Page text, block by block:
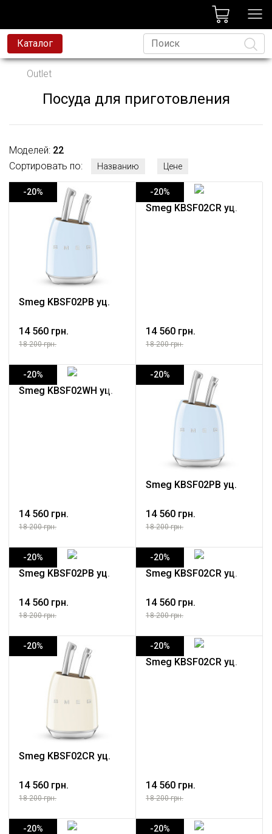
Каталог
техника
техника
и смесители
техника
Outlet
Посуда для приготовления
Моделей: 22
Сортировать по:
Названию Цене
-20%
Smeg KBSF02PB уц.
14 560 грн.
18 200 грн.
-20%
Smeg KBSF02CR уц.
14 560 грн.
18 200 грн.
-20%
Smeg KBSF02WH уц.
14 560 грн.
18 200 грн.
-20%
Smeg KBSF02PB уц.
14 560 грн.
18 200 грн.
-20%
Smeg KBSF02PB уц.
14 560 грн.
18 200 грн.
-20%
Smeg KBSF02CR уц.
14 560 грн.
18 200 грн.
-20%
Smeg KBSF02CR уц.
14 560 грн.
18 200 грн.
-20%
Smeg KBSF02CR уц.
14 560 грн.
18 200 грн.
-20% -20%